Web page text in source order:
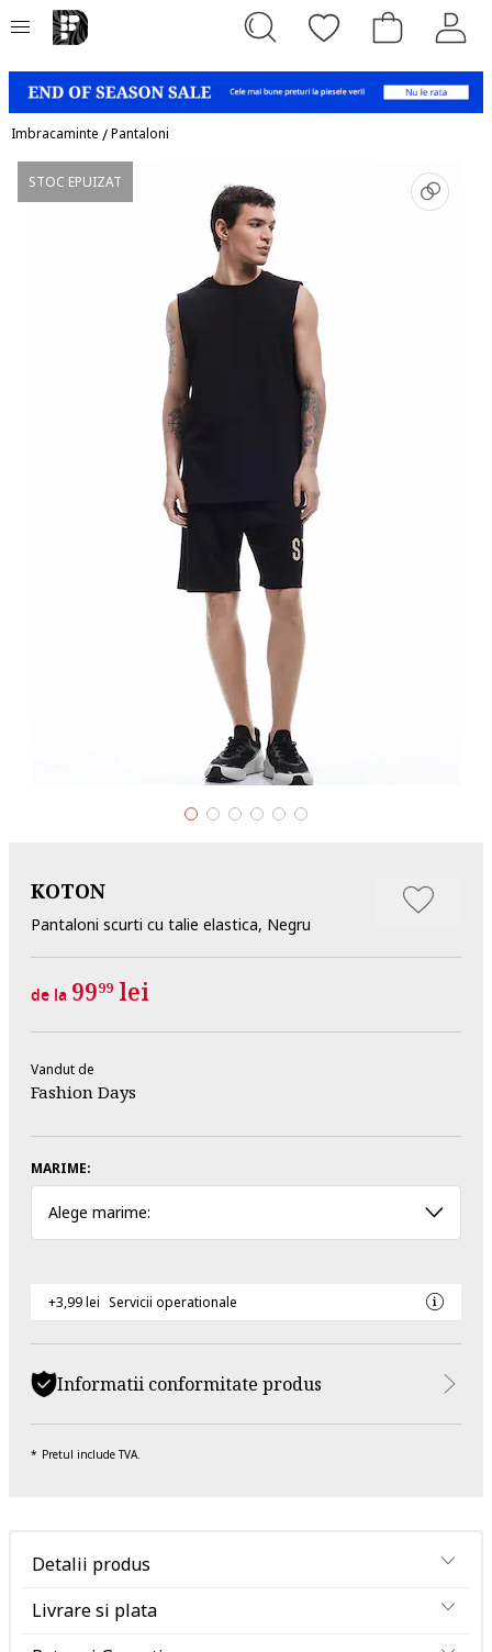
Imbracaminte /Pantaloni
STOC EPUIZAT
KOTON
Pantaloni scurti cu talie elastica, Negru
de la 9999 lei
Vandut de
Fashion Days
MARIME:
Alege marime:
+3,99 lei Servicii operationale
Informatii conformitate produs
Pretul include TVA.
Detalii produs
Livrare si plata